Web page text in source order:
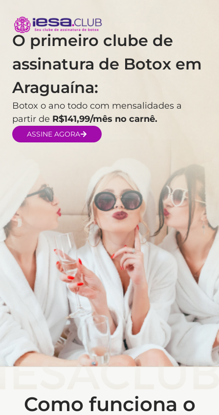
O primeiro clube de
assinatura de Botox em
Araguaína:
Botox o ano todo com mensalidades a
partir de R$141,99/mês no carnê.
ASSINE AGORA
Como funciona o